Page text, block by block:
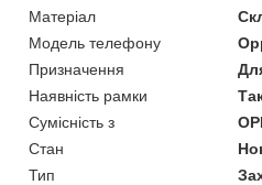
Матеріал
Модель телефону
Призначення
Наявність рамки
Сумісність з
Стан
Тип